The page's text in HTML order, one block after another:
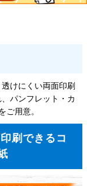
けにくい両面印刷
パンフレット・カ
ご用意。
刷できるコ